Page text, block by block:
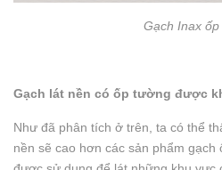
Gạch Inax
Gạch lát nền có ốp tường được
Như đã phân tích ở trên, ta có thể
nền sẽ cao hơn các sản phẩm